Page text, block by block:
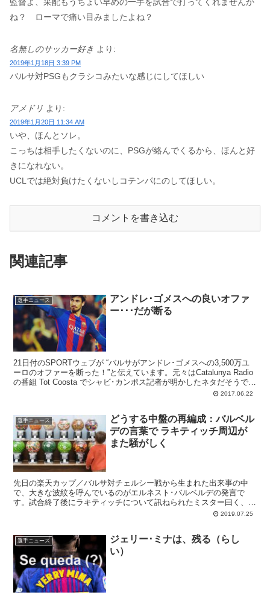
ね？ ローマで痛い目みましたよね？
名無しのサッカー好き より:
2019年1月18日 3:39 PM
バルサ対PSGもクラシコみたいな感じにしてほしい
アメドリ より:
2019年1月20日 11:34 AM
いや、ほんとソレ。
こっちは相手したくないのに、PSGが絡んでくるから、ほんと好
きになれない。
UCLでは絶対負けたくないしコテンパにのしてほしい。
コメントを書き込む
関連記事
選手ニュース
アンドレ･ゴメスへの良いオファ
ー･･･だが断る
21日付のSPORTウェブが “バルサがアンドレ･ゴメスへの3,500万ユ
ーロのオファーを断った！”と伝えています。元々はCatalunya Radio
の番組 Tot Coosta でシャビ･カンポス記者が明かしたネタだそうです
が、バレンシアに去年支払った固定額分を回収できるオファーを、バ
2017.06.22
選手ニュース
どうする中盤の再編成：バルベル
デの言葉で ラキティッチ周辺が
また騒がしく
先日の楽天カップ／バルサ対チェルシー戦から生まれた出来事の中
で、大きな波紋を呼んでいるのがエルネスト･バルベルデの発言で
す。試合終了後にラキティッチについて訊ねられたミスター曰く、
「過去の2年間は重要な選手だったけれど、今季はどうなるか分から
2019.07.25
選手ニュース
ジェリー･ミナは、残る（らし
い）